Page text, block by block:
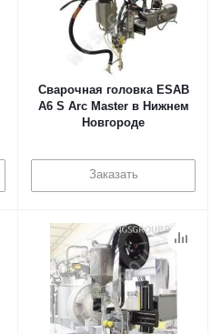
Сварочная головка ESAB
А6 S Arc Master в Нижнем
Новгороде
Заказать